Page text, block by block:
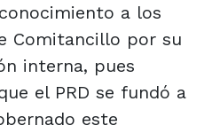
a los
Comitancillo por su
interna, pues
el PRD se fundó a
este